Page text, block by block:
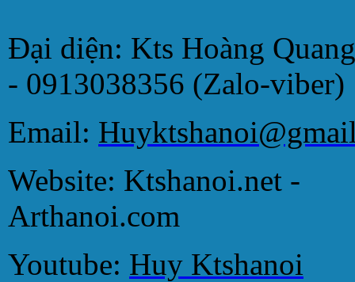
Đại diện: Kts Hoàng
- 0913038356 (Zalo-viber)
Email:
Website: Ktshanoi.net -
Arthanoi.com
Youtube: Huy Ktshanoi